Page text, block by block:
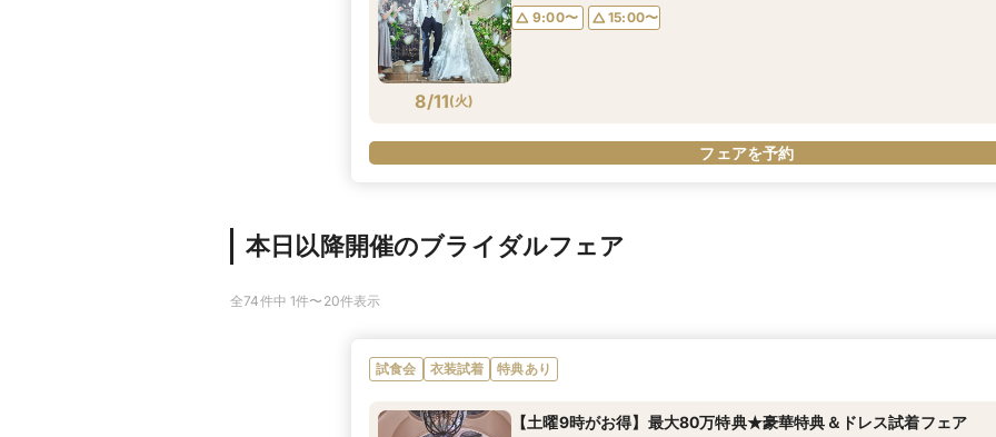
8/11(火)
9:00〜 15:00〜
フェアを予約
本日以降開催のブライダルフェア
全74件中 1件〜20件表示
試食会 衣装試着 特典あり
【土曜9時がお得】最大80万特典★豪華特典＆ドレス試着フェア